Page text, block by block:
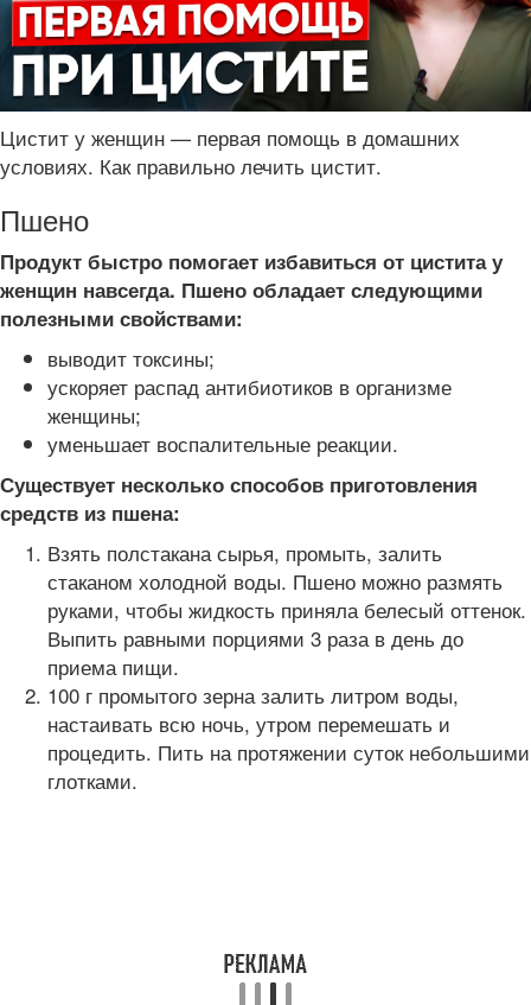
Цистит у женщин — первая помощь в домашних
условиях. Как правильно лечить цистит.
Пшено
Продукт быстро помогает избавиться от цистита у
женщин навсегда. Пшено обладает следующими
полезными свойствами:
выводит токсины;
ускоряет распад антибиотиков в организме
женщины;
уменьшает воспалительные реакции.
Существует несколько способов приготовления
средств из пшена:
Взять полстакана сырья, промыть, залить
стаканом холодной воды. Пшено можно размять
руками, чтобы жидкость приняла белесый оттенок.
Выпить равными порциями 3 раза в день до
приема пищи.
100 г промытого зерна залить литром воды,
настаивать всю ночь, утром перемешать и
процедить. Пить на протяжении суток небольшими
глотками.